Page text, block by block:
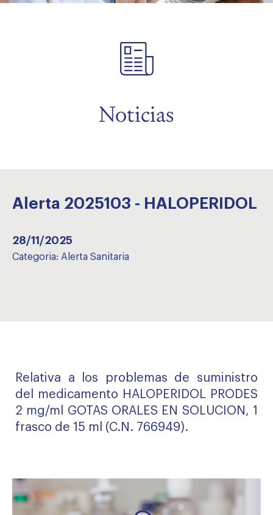
Noticias
Alerta 2025103 - HALOPERIDOL
28/11/2025
Categoria: Alerta Sanitaria
Relativa a los problemas de suministro
del medicamento HALOPERIDOL PRODES
2 mg/ml GOTAS ORALES EN SOLUCION, 1
frasco de 15 ml (C.N. 766949).